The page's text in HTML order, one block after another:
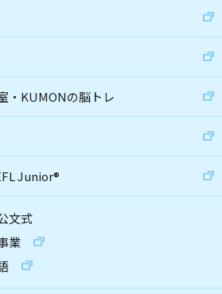
・KUMONの脳トレ
Junior®
文式
業